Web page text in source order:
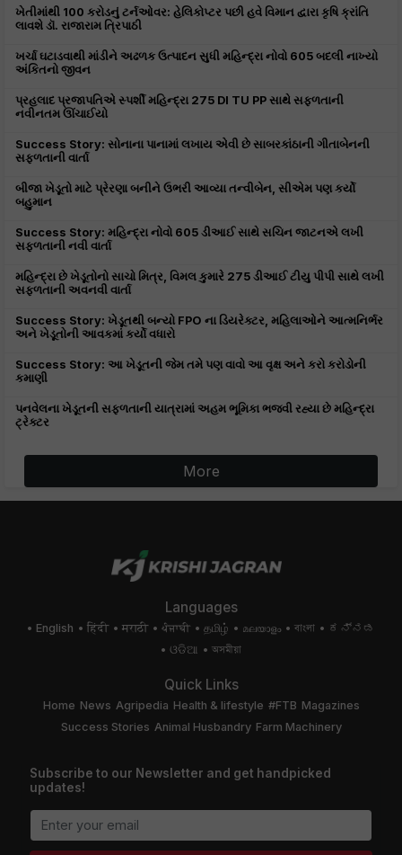
ખેતીમાંથી 100 કરોડનું ટર્નઓવર: હેલિકોપ્ટર પછી હવે વિમાન દ્વારા કૃષિ ક્રાંતિ
લાવશે ડૉ. રાજારામ ત્રિપાઠી
ખર્ચા ઘટાડવાથી માંડીને અઢળક ઉત્પાદન સુધી મહિન્દ્રા નોવો 605 બદલી નાખ્યો
અંકિતનો જીવન
પ્રહલાદ પ્રજાપતિએ સ્પર્શી મહિન્દ્રા 275 DI TU PP સાથે સફળતાની
નવીનતમ ઊંચાઈયો
Success Story: સોનાના પાનામાં લખાય એવી છે સાબરકાંઠાની ગીતાબેનની
સફળતાની વાર્તા
બીજા ખેડૂતો માટે પ્રેરણા બનીને ઉભરી આવ્યા તન્વીબેન, સીએમ પણ કર્યો
બહુમાન
Success Story: મહિન્દ્રા નોવો 605 ડીઆઈ સાથે સચિન જાટનએ લખી
સફળતાની નવી વાર્તા
મહિન્દ્રા છે ખેડૂતોનો સાચો મિત્ર, વિમલ કુમારે 275 ડીઆઈ ટીયુ પીપી સાથે લખી
સફળતાની અવનવી વાર્તા
Success Story: ખેડૂતથી બન્યો FPO ના ડિયરેક્ટર, મહિલાઓને આત્મનિર્ભર
અને ખેડૂતોની આવકમાં કર્યો વધારો
Success Story: આ ખેડૂતની જેમ તમે પણ વાવો આ વૃક્ષ અને કરો કરોડોની
કમાણી
પનવેલના ખેડૂતની સફળતાની યાત્રામાં અહમ ભૂમિકા ભજવી રહ્યા છે મહિન્દ્રા
ટ્રેક્ટર
More
Languages
English हिंदी मराठी ਪੰਜਾਬੀ தமிழ் മലയാളം বাংলা
ಕನ್ನಡ
ଓଡିଆ
অসমীয়া
Quick Links
Home News Agripedia Health & lifestyle #FTB Magazines
Success Stories Animal Husbandry Farm Machinery
Subscribe to our Newsletter and get handpicked
updates!